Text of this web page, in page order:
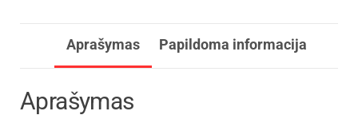
Aprašymas Papildoma informacija
Aprašymas